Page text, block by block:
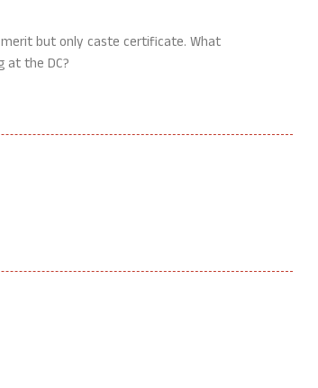
but only caste certificate. What
at the DC?